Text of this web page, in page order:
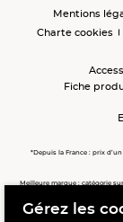
Mentions
Charte cookies
Fiche
*Depuis la France : prix
Meilleure marque : catégorie
Meilleure chaîne de
Gérez les